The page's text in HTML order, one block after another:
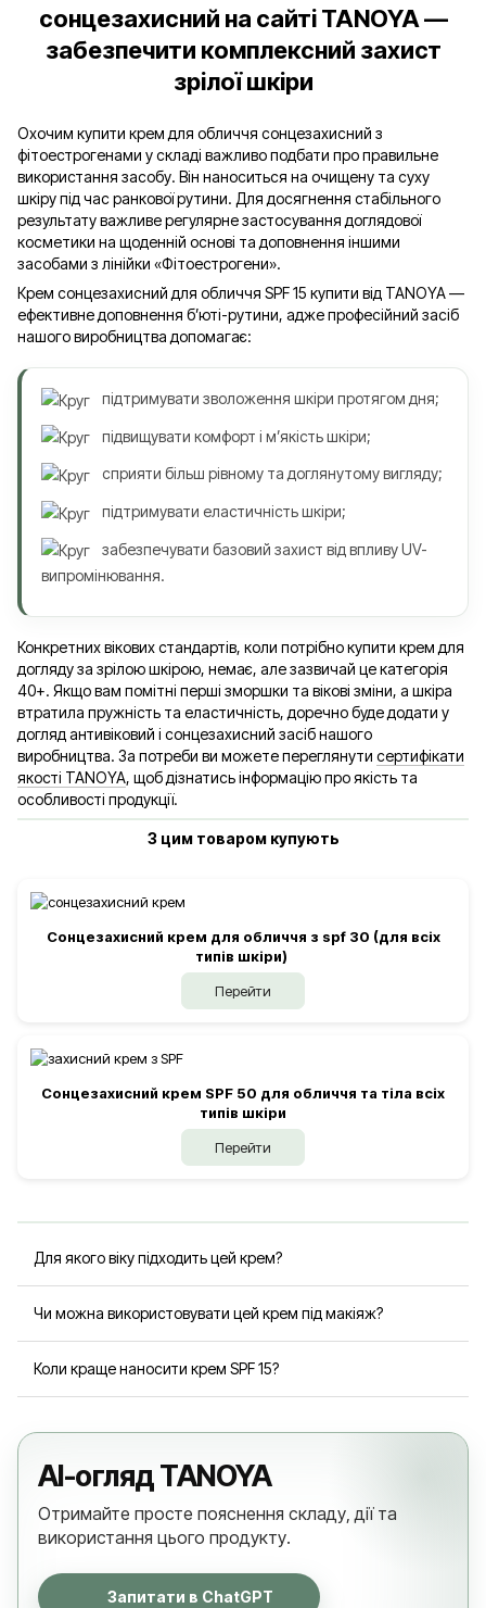
сонцезахисний на сайті TANOYA —
забезпечити комплексний захист
зрілої шкіри
Охочим купити крем для обличчя сонцезахисний з
фітоестрогенами у складі важливо подбати про правильне
використання засобу. Він наноситься на очищену та суху
шкіру під час ранкової рутини. Для досягнення стабільного
результату важливе регулярне застосування доглядової
косметики на щоденній основі та доповнення іншими
засобами з лінійки «Фітоестрогени».
Крем сонцезахисний для обличчя SPF 15 купити від TANOYA —
ефективне доповнення б’юті-рутини, адже професійний засіб
нашого виробництва допомагає:
підтримувати зволоження шкіри протягом дня;
підвищувати комфорт і м’якість шкіри;
сприяти більш рівному та доглянутому вигляду;
підтримувати еластичність шкіри;
забезпечувати базовий захист від впливу UV-
випромінювання.
Конкретних вікових стандартів, коли потрібно купити крем для
догляду за зрілою шкірою, немає, але зазвичай це категорія
40+. Якщо вам помітні перші зморшки та вікові зміни, а шкіра
втратила пружність та еластичність, доречно буде додати у
догляд антивіковий і сонцезахисний засіб нашого
виробництва. За потреби ви можете переглянути сертифікати
якості TANOYA, щоб дізнатись інформацію про якість та
особливості продукції.
З цим товаром купують
Сонцезахисний крем для обличчя з spf 30 (для всіх
типів шкіри)
Перейти
Сонцезахисний крем SPF 50 для обличчя та тіла всіх
типів шкіри
Перейти
Для якого віку підходить цей крем?
коли з’являються перші або виражені вікові зміни, втрата
пружності та сухість.
Чи можна використовувати цей крем під макіяж?
використовуватися як база під макіяж.
Коли краще наносити крем SPF 15?
обличчя та шиї як завершальний етап денного догляду.
AI-огляд TANOYA
Отримайте просте пояснення складу, дії та
використання цього продукту.
Запитати в ChatGPT